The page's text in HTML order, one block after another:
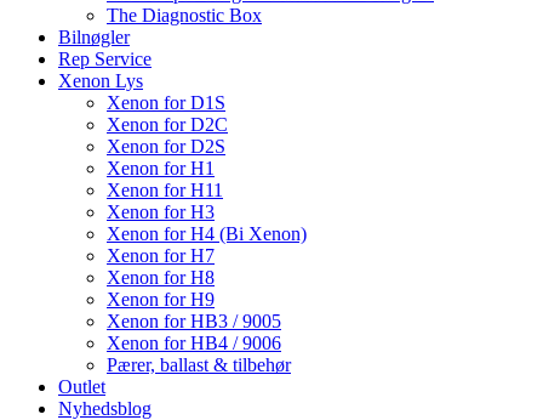
The Diagnostic Box
Bilnøgler
Rep Service
Xenon Lys
Xenon for D1S
Xenon for D2C
Xenon for D2S
Xenon for H1
Xenon for H11
Xenon for H3
Xenon for H4 (Bi Xenon)
Xenon for H7
Xenon for H8
Xenon for H9
Xenon for HB3 / 9005
Xenon for HB4 / 9006
Pærer, ballast & tilbehør
Outlet
Nyhedsblog